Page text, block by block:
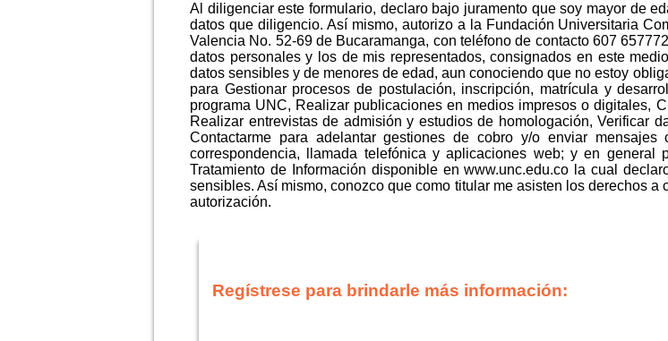
Al diligenciar este formulario, declaro bajo juramento que soy mayor de
datos que diligencio. Así mismo, autorizo a la Fundación Universitaria
Valencia No. 52-69 de Bucaramanga, con teléfono de contacto 607
datos personales y los de mis representados, consignados en este
datos sensibles y de menores de edad, aun conociendo que no estoy
para Gestionar procesos de postulación, inscripción, matrícula y
programa UNC, Realizar publicaciones en medios impresos o digitales,
Realizar entrevistas de admisión y estudios de homologación, Verificar
Contactarme para adelantar gestiones de cobro y/o enviar
correspondencia, llamada telefónica y aplicaciones web; y en
Tratamiento de Información disponible en www.unc.edu.co la cual
sensibles. Así mismo, conozco que como titular me asisten los derechos
autorización.
Regístrese para brindarle más información: